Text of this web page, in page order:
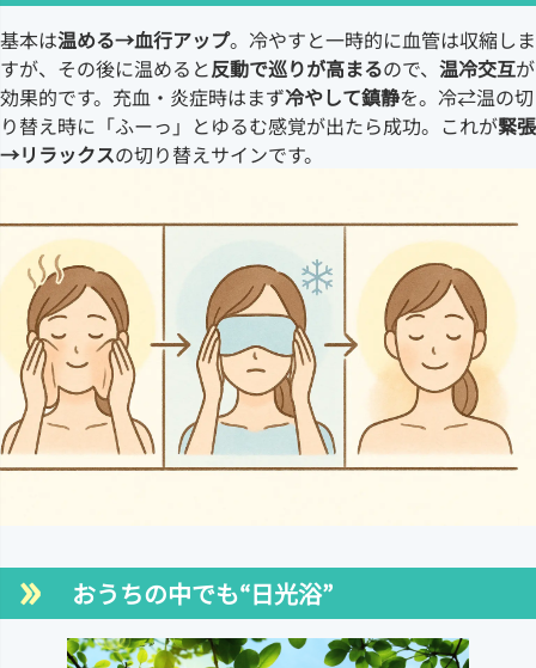
基本は温める→血行アップ。冷やすと一時的に血管は収縮しま
すが、その後に温めると反動で巡りが高まるので、 温冷交互が
効果的です。充血・炎症時はまず冷やして鎮静を。冷⇄温の切
り替え時に「ふーっ」とゆるむ感覚が出たら成功。これが緊張
→リラックスの切り替えサインです。
おうちの中でも“日光浴”